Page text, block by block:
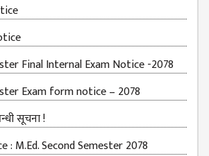
Final Internal Exam Notice -2078
Exam form notice – 2078
सूचना !
: M.Ed. Second Semester 2078